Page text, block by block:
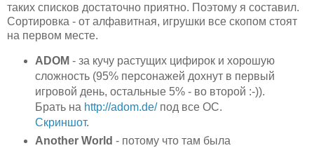
таких списков достаточно приятно. Поэтому я составил.
Сортировка - от алфавитная, игрушки все скопом стоят
на первом месте.
ADOM - за кучу растущих цифирок и хорошую
сложность (95% персонажей дохнут в первый
игровой день, остальные 5% - во второй :-)).
Брать на http://adom.de/под все ОС.
Скриншот.
Another World - потому что там была